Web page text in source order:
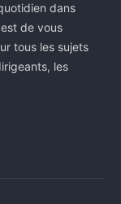
dans
de vous
tous les sujets
les